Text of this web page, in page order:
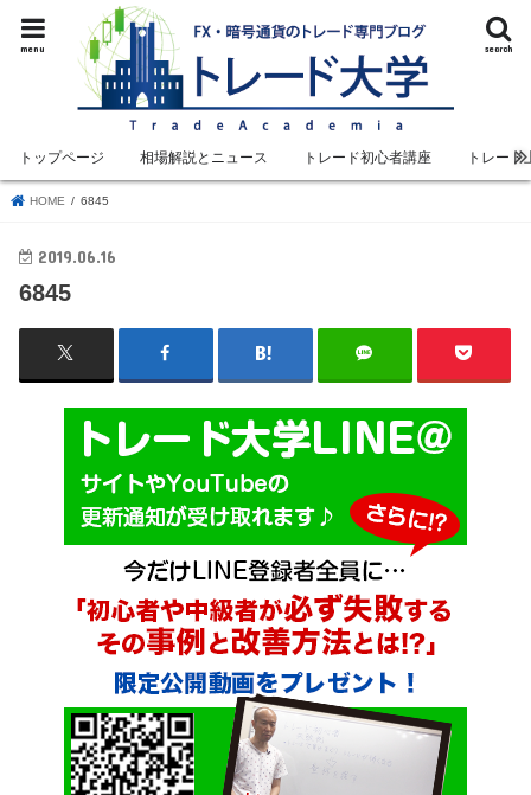
search
menu
トップページ 相場解説とニュース トレード初心者講座 トレード
HOME 6845
2019.06.16
6845